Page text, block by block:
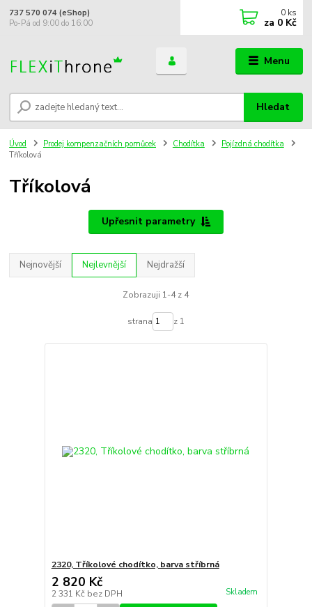
Menu
Hledat
737 570 074 (eShop)
Po-Pá od 9:00 do 16:00
0 ks
za 0 Kč
Úvod Prodej kompenzačních pomůcek Chodítka
Pojízdná chodítka
Tříkolová
Tříkolová
Upřesnit parametry
Nejnovější Nejlevnější Nejdražší
Zobrazuji 1-4 z 4
strana z 1
2320, Tříkolové chodítko, barva stříbrná
2 820 Kč
2 331 Kč bez DPH Skladem